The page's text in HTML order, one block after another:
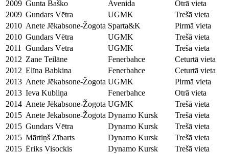
2009 Gunta Baško Avenida
Otrā vieta
2009 Gundars Vētra UGMK
Trešā vieta
2010 Anete Jēkabsone-Žogota Sparta&K
Pirmā vieta
2010 Gundars Vētra UGMK
Trešā vieta
2011
Gundars Vētra UGMK
Trešā vieta
2012 Zane Teilāne Fenerbahce
Ceturtā vieta
2012 Elīna Babkina Fenerbahce
Ceturtā vieta
2013 Anete Jēkabsone-Žogota UGMK
Pirmā vieta
2013 Ieva Kubliņa Fenerbahce
Otrā vieta
2014 Anete Jēkabsone-Žogota UGMK
Trešā vieta
2015 Anete Jēkabsone-Žogota Dynamo Kursk
Trešā vieta
2015 Gundars Vētra Dynamo Kursk
Trešā vieta
2015 Mārtiņš Zībarts Dynamo Kursk
Trešā vieta
2015 Ēriks Visockis Dynamo Kursk
Trešā vieta